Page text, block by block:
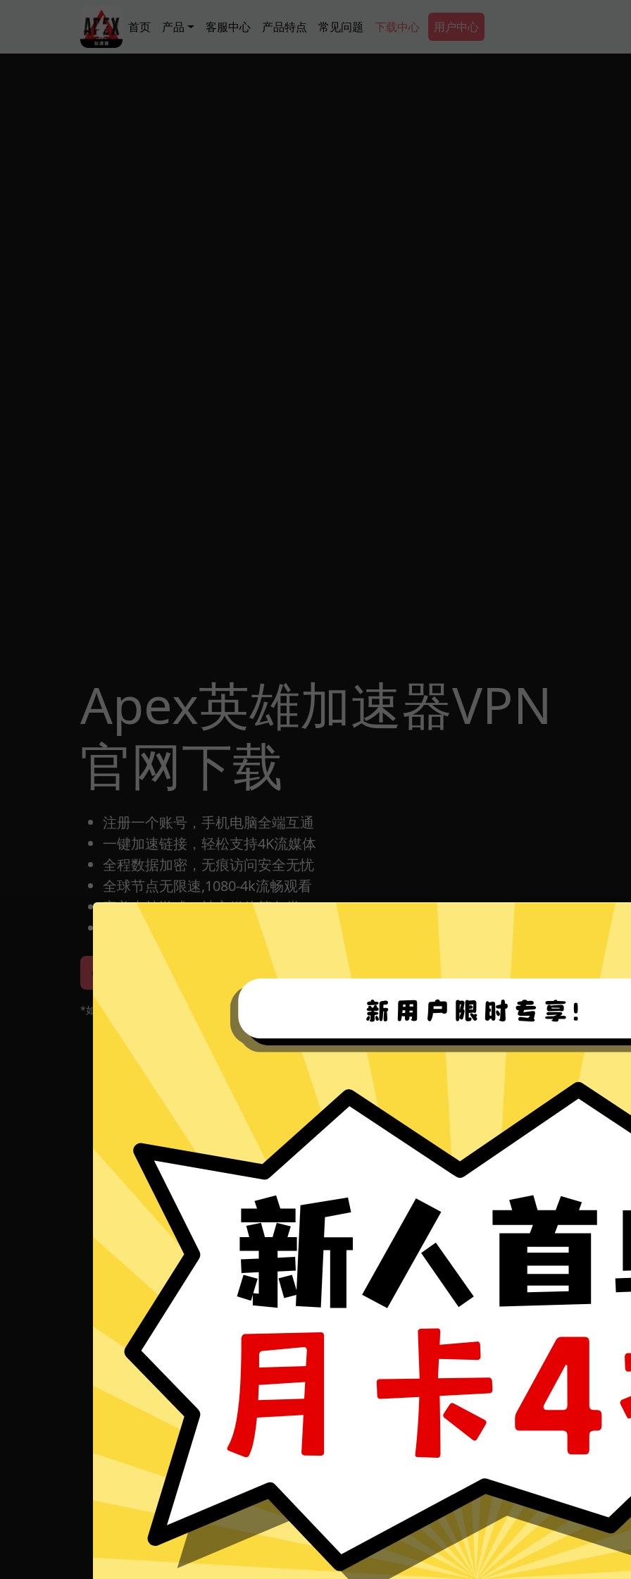
Main navigation
首页 产品 客服中心 产品特点 常见问题 下载中心 Secondary Menu
用户中心
Apex英雄加速器VPN
官网下载
注册一个账号，手机电脑全端互通
一键加速链接，轻松支持4K流媒体
全程数据加密，无痕访问安全无忧
全球节点无限速,1080-4k流畅观看
完美支持游戏，社交媒体等各类App
每日签到打卡都有免费时间
Win8-11 下载 Mac下载
*如果您的App当前遇到问题，请重新下载App！